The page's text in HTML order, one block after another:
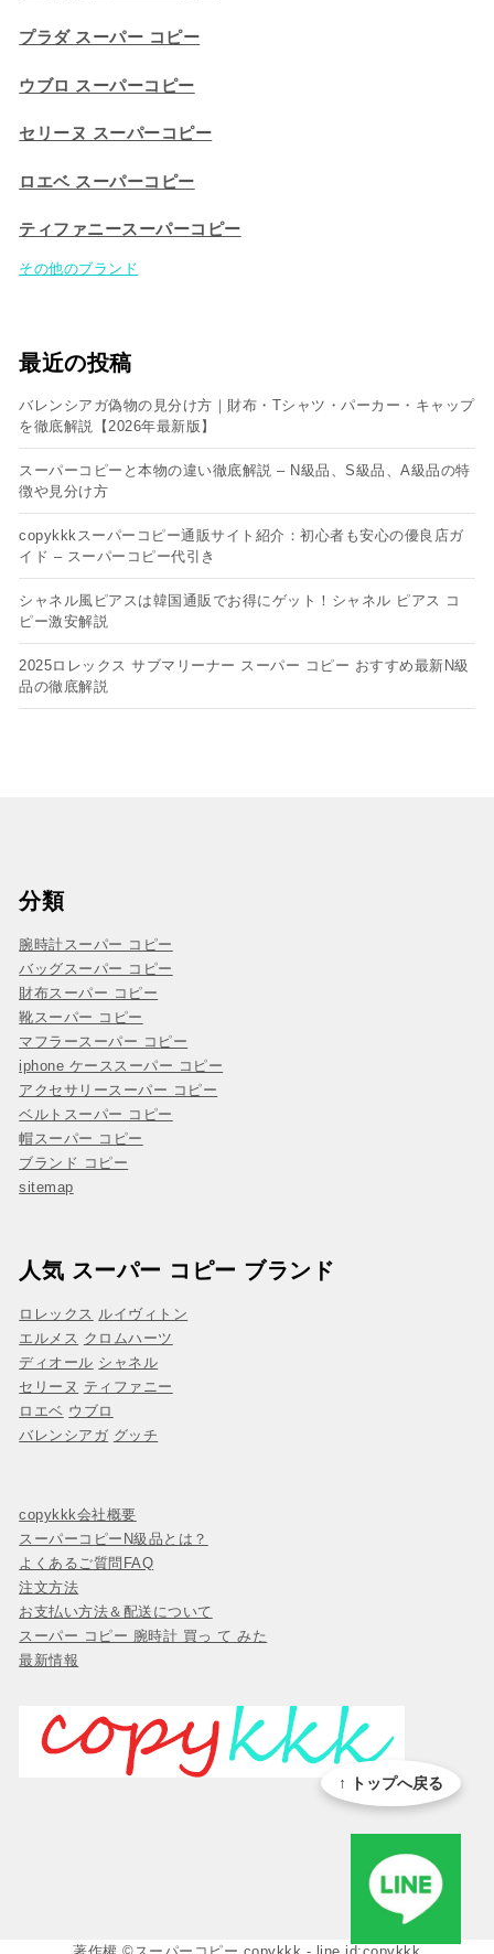
プラダ スーパー コピー
ウブロ スーパーコピー
セリーヌ スーパーコピー​
ロエベ スーパーコピー
ティファニースーパーコピー
その他のブランド
最近の投稿
バレンシアガ偽物の見分け方｜財布・Tシャツ・パーカー・キャップ
を徹底解説【2026年最新版】
スーパーコピーと本物の違い徹底解説 – N級品、S級品、A級品の特
徴や見分け方
copykkkスーパーコピー通販サイト紹介：初心者も安心の優良店ガ
イド – スーパーコピー代引き
シャネル風ピアスは韓国通販でお得にゲット！シャネル ピアス コ
ピー​激安解説
2025ロレックス サブマリーナー スーパー コピー おすすめ最新N級
品の徹底解説
分類
腕時計スーパー コピー
バッグスーパー コピー
財布スーパー コピー
靴スーパー コピー
マフラースーパー コピー
iphone ケーススーパー コピー
アクセサリースーパー コピー
ベルトスーパー コピー
帽スーパー コピー
ブランド コピー
sitemap
人気 スーパー コピー ブランド
ロレックス ルイヴィトン
エルメス クロムハーツ
ディオール シャネル
セリーヌ ティファニー
ロエベ ウブロ
バレンシアガ グッチ
copykkk会社概要
スーパーコピーN級品とは？
よくあるご質問FAQ
注文方法
お支払い方法＆配送について
スーパー コピー 腕時計 買っ て みた
最新情報
↑ トップへ戻る